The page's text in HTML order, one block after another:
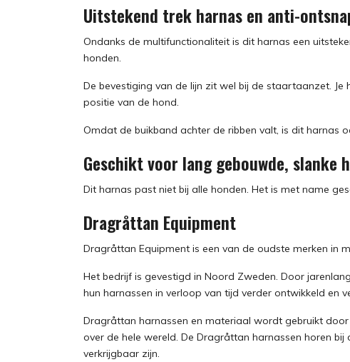
Uitstekend trek harnas en anti-
Ondanks de multifunctionaliteit is dit harnas een
honden.
De bevestiging van de lijn zit wel bij de staartaanzet.
positie van de hond.
Omdat de buikband achter de ribben valt, is dit harnas
Geschikt voor lang gebouwde, slanke
Dit harnas past niet bij alle honden. Het is met name
Dragråttan Equipment
Dragråttan Equipment is een van de oudste merken in
Het bedrijf is gevestigd in Noord Zweden. Door
hun harnassen in verloop van tijd verder ontwikkeld en
Dragråttan harnassen en materiaal wordt gebruikt
over de hele wereld. De Dragråttan harnassen horen
verkrijgbaar zijn.